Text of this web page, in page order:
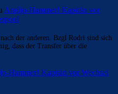
Araújo-Hammer! Kapitän vor
der anderen. Bzgl Rodri sind sich
dass der Transfer über die
Hammer! Kapitän vor Wechsel